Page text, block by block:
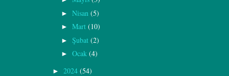
► Nisan (5)
► Mart (10)
► Şubat (2)
► Ocak (4)
► 2024 (54)